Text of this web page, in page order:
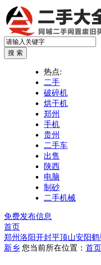
热点:
二手
破碎机
烘干机
郑州
手机
贵州
二手车
出售
陕西
电脑
制砂
二手机械
免费发布信息
首页
郑州洛阳开封平顶山安阳鹤
新乡 您当前所在位置： 首页